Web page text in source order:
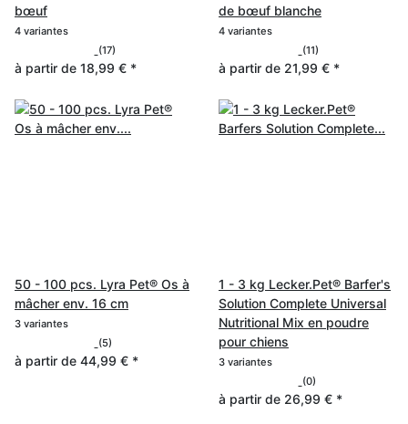
bœuf
4 variantes
(17)
à partir de 18,99 € *
de bœuf blanche
4 variantes
(11)
à partir de 21,99 € *
50 - 100 pcs. Lyra Pet® Os à
mâcher env. 16 cm
3 variantes
(5)
à partir de 44,99 € *
1 - 3 kg Lecker.Pet® Barfer's
Solution Complete Universal
Nutritional Mix en poudre
pour chiens
3 variantes
(0)
à partir de 26,99 € *